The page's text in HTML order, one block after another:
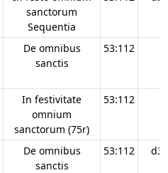
sanctorum
Sequentia
De omnibus
sanctis
53:112
In festivitate
omnium
sanctorum (75r)
53:112
De omnibus
sanctis
53:112 d34